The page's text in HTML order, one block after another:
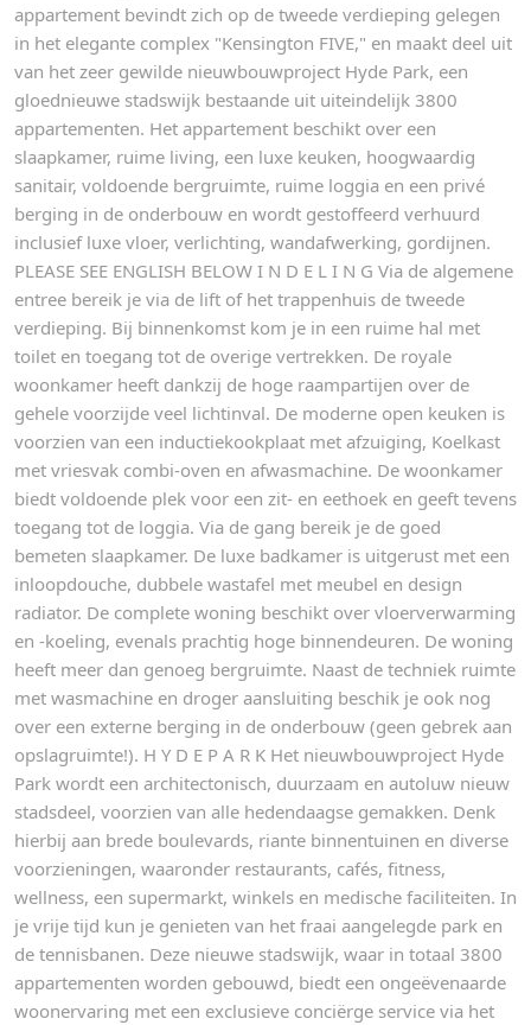
appartement bevindt zich op de tweede verdieping gelegen
in het elegante complex "Kensington FIVE," en maakt deel uit
van het zeer gewilde nieuwbouwproject Hyde Park, een
gloednieuwe stadswijk bestaande uit uiteindelijk 3800
appartementen. Het appartement beschikt over een
slaapkamer, ruime living, een luxe keuken, hoogwaardig
sanitair, voldoende bergruimte, ruime loggia en een privé
berging in de onderbouw en wordt gestoffeerd verhuurd
inclusief luxe vloer, verlichting, wandafwerking, gordijnen.
PLEASE SEE ENGLISH BELOW I N D E L I N G Via de algemene
entree bereik je via de lift of het trappenhuis de tweede
verdieping. Bij binnenkomst kom je in een ruime hal met
toilet en toegang tot de overige vertrekken. De royale
woonkamer heeft dankzij de hoge raampartijen over de
gehele voorzijde veel lichtinval. De moderne open keuken is
voorzien van een inductiekookplaat met afzuiging, Koelkast
met vriesvak combi-oven en afwasmachine. De woonkamer
biedt voldoende plek voor een zit- en eethoek en geeft tevens
toegang tot de loggia. Via de gang bereik je de goed
bemeten slaapkamer. De luxe badkamer is uitgerust met een
inloopdouche, dubbele wastafel met meubel en design
radiator. De complete woning beschikt over vloerverwarming
en -koeling, evenals prachtig hoge binnendeuren. De woning
heeft meer dan genoeg bergruimte. Naast de techniek ruimte
met wasmachine en droger aansluiting beschik je ook nog
over een externe berging in de onderbouw (geen gebrek aan
opslagruimte!). H Y D E P A R K Het nieuwbouwproject Hyde
Park wordt een architectonisch, duurzaam en autoluw nieuw
stadsdeel, voorzien van alle hedendaagse gemakken. Denk
hierbij aan brede boulevards, riante binnentuinen en diverse
voorzieningen, waaronder restaurants, cafés, fitness,
wellness, een supermarkt, winkels en medische faciliteiten. In
je vrije tijd kun je genieten van het fraai aangelegde park en
de tennisbanen. Deze nieuwe stadswijk, waar in totaal 3800
appartementen worden gebouwd, biedt een ongeëvenaarde
woonervaring met een exclusieve conciërge service via het